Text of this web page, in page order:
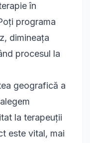
în
programa
dimineața
procesul la
geografică a
la terapeuții
este vital, mai